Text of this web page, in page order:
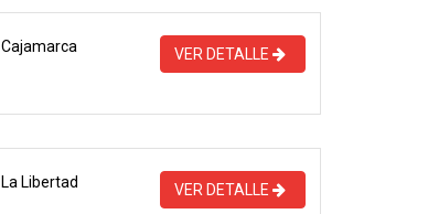
Cajamarca VER DETALLE
La Libertad VER DETALLE